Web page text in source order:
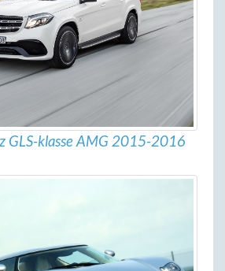
GLS-klasse AMG 2015-2016